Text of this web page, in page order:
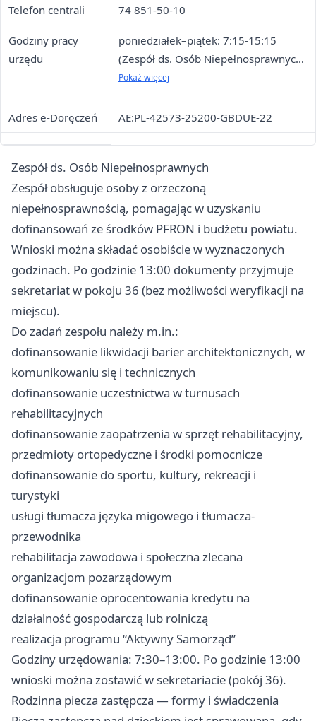
Telefon centrali 74 851-50-10
Godziny pracy
urzędu
poniedziałek–piątek: 7:15-15:15
(Zespół ds. Osób Niepełnosprawnych:
7:30-13:00)
Pokaż więcej
Adres e-Doręczeń AE:PL-42573-25200-GBDUE-22
Zespół ds. Osób Niepełnosprawnych
Zespół obsługuje osoby z orzeczoną
niepełnosprawnością, pomagając w uzyskaniu
dofinansowań ze środków PFRON i budżetu powiatu.
Wnioski można składać osobiście w wyznaczonych
godzinach. Po godzinie 13:00 dokumenty przyjmuje
sekretariat w pokoju 36 (bez możliwości weryfikacji na
miejscu).
Do zadań zespołu należy m.in.:
dofinansowanie likwidacji barier architektonicznych, w
komunikowaniu się i technicznych
dofinansowanie uczestnictwa w turnusach
rehabilitacyjnych
dofinansowanie zaopatrzenia w sprzęt rehabilitacyjny,
przedmioty ortopedyczne i środki pomocnicze
dofinansowanie do sportu, kultury, rekreacji i
turystyki
usługi tłumacza języka migowego i tłumacza-
przewodnika
rehabilitacja zawodowa i społeczna zlecana
organizacjom pozarządowym
dofinansowanie oprocentowania kredytu na
działalność gospodarczą lub rolniczą
realizacja programu “Aktywny Samorząd”
Godziny urzędowania: 7:30–13:00. Po godzinie 13:00
wnioski można zostawić w sekretariacie (pokój 36).
Rodzinna piecza zastępcza — formy i świadczenia